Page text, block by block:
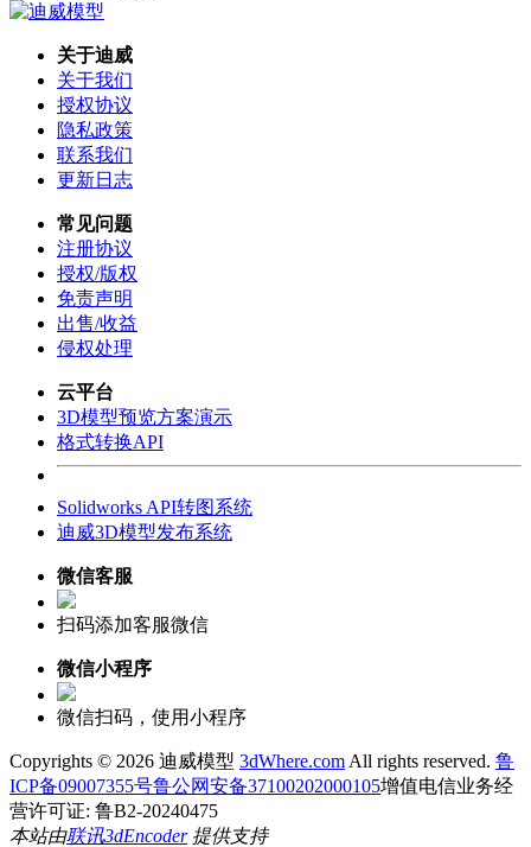
关于迪威
关于我们
授权协议
隐私政策
联系我们
更新日志
常见问题
注册协议
授权/版权
免责声明
出售/收益
侵权处理
云平台
3D模型预览方案演示
格式转换API
Solidworks API转图系统
迪威3D模型发布系统
微信客服
扫码添加客服微信
微信小程序
微信扫码，使用小程序
Copyrights © 2026 迪威模型 3dWhere.com All rights reserved. 鲁
ICP备09007355号鲁公网安备37100202000105增值电信业务经
营许可证: 鲁B2-20240475
本站由联讯3dEncoder提供支持